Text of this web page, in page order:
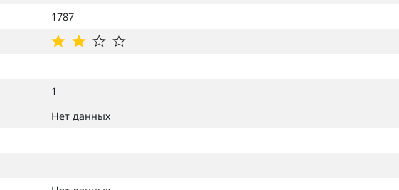
1787
1
Нет данных